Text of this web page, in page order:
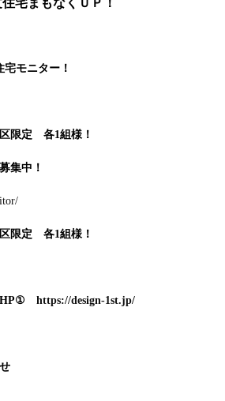
モニター！
限定 各1組様！
集中！
限定 各1組様！
HP①https://design-1st.jp/